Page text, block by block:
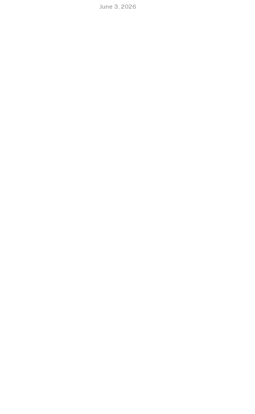
June 3, 2026